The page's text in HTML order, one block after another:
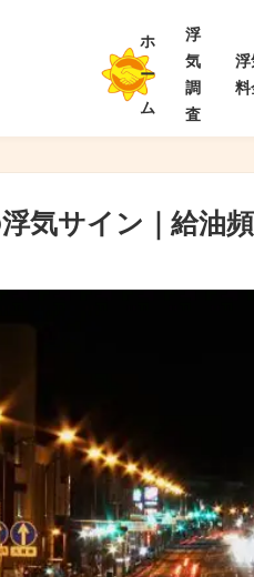
ホ
ー
ム
浮
気
調
査
浮
料
気サイン｜給油